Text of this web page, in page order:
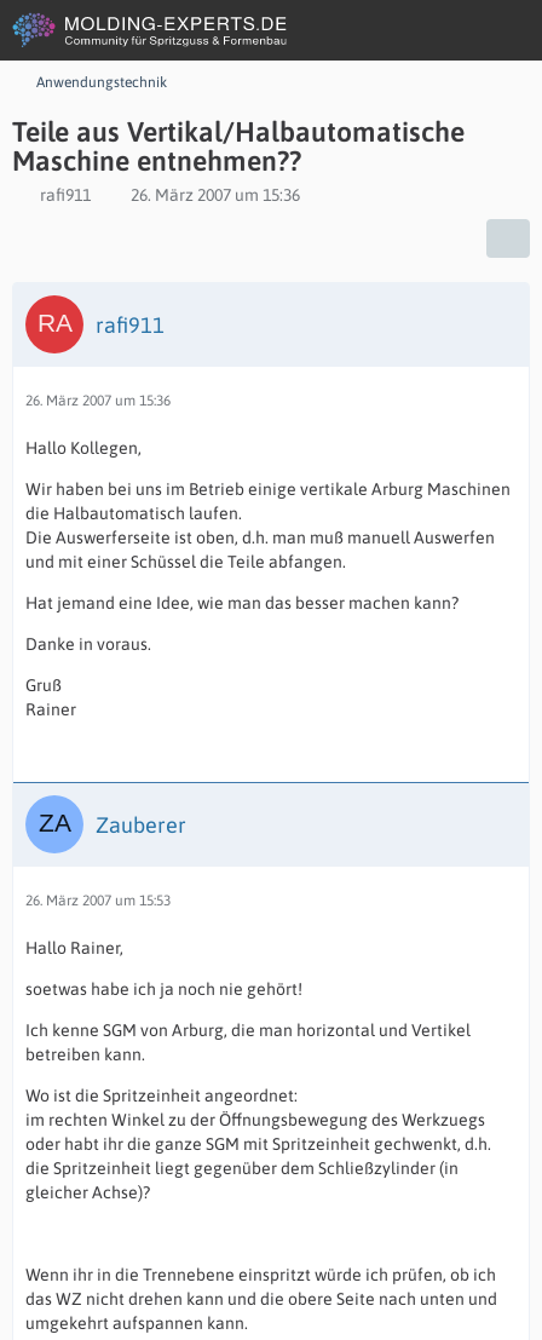
Anwendungstechnik
Teile aus Vertikal/Halbautomatische
Maschine entnehmen??
rafi911 26. März 2007 um 15:36
rafi911
26. März 2007 um 15:36
Hallo Kollegen,
Wir haben bei uns im Betrieb einige vertikale Arburg Maschinen
die Halbautomatisch laufen.
Die Auswerferseite ist oben, d.h. man muß manuell Auswerfen
und mit einer Schüssel die Teile abfangen.
Hat jemand eine Idee, wie man das besser machen kann?
Danke in voraus.
Gruß
Rainer
Zauberer
26. März 2007 um 15:53
Hallo Rainer,
soetwas habe ich ja noch nie gehört!
Ich kenne SGM von Arburg, die man horizontal und Vertikel
betreiben kann.
Wo ist die Spritzeinheit angeordnet:
im rechten Winkel zu der Öffnungsbewegung des Werkzuegs
oder habt ihr die ganze SGM mit Spritzeinheit gechwenkt, d.h.
die Spritzeinheit liegt gegenüber dem Schließzylinder (in
gleicher Achse)?
Wenn ihr in die Trennebene einspritzt würde ich prüfen, ob ich
das WZ nicht drehen kann und die obere Seite nach unten und
umgekehrt aufspannen kann.